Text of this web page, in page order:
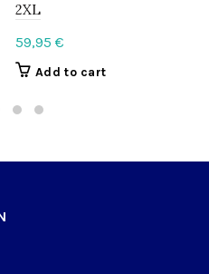
2XL
59,95 €
Add to cart